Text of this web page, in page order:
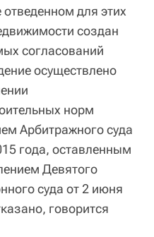
для этих
создан
согласований
осуществлено
норм
Арбитражного суда
года, оставленным
Девятого
суда от 2 июня
говорится